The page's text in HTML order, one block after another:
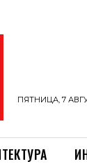
ПЯТНИЦА, 7